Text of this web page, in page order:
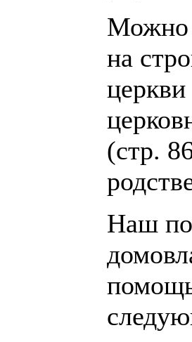
Можно
на
церкви
(стр.
Наш по